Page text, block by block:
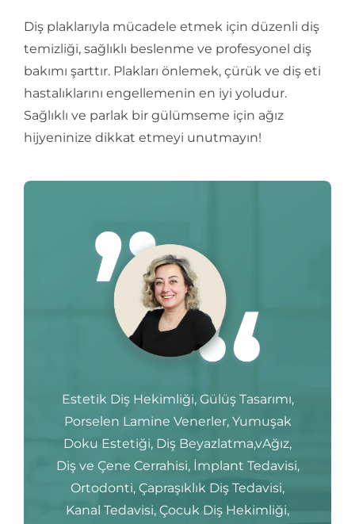
Diş plaklarıyla mücadele etmek için düzenli diş
temizliği, sağlıklı beslenme ve profesyonel diş
bakımı şarttır. Plakları önlemek, çürük ve diş eti
hastalıklarını engellemenin en iyi yoludur.
Sağlıklı ve parlak bir gülümseme için ağız
hijyeninize dikkat etmeyi unutmayın!
Estetik Diş Hekimliği, Gülüş Tasarımı,
Porselen Lamine Venerler, Yumuşak
Doku Estetiği, Diş Beyazlatma,vAğız,
Diş ve Çene Cerrahisi, İmplant Tedavisi,
Ortodonti, Çapraşıklık Diş Tedavisi,
Kanal Tedavisi, Çocuk Diş Hekimliği,